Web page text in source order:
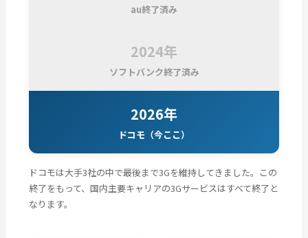
au終了済み
2024年
ソフトバンク終了済み
2026年
ドコモ（今ここ）
ドコモは大手3社の中で最後まで3Gを維持してきました。この
終了をもって、国内主要キャリアの3Gサービスはすべて終了と
なります。